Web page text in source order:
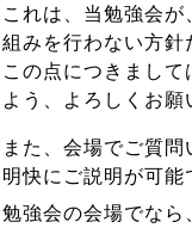
これは、当勉強会
組みを行わない方針
この点につきまし
よう、よろしくお願
また、会場でご質
明快にご説明が可能
勉強会の会場でなら